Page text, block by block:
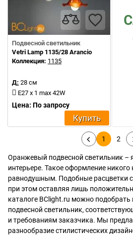
Подвесной светильник
Vetri Lamp 1135/28 Arancio
Коллекция: 1135
Д: 28 см
E27 x 1 max 42W
Цена: По запросу
Купить
1 2
Оранжевый подвесной светильник –
интерьере. Такое оформление никого
равнодушным. Подобные расцветки
при этом оставляя лишь
каталоге BClight.ru можно
подвесной светильник,
и требованиям заказчика. Мы
разнообразие стилистических